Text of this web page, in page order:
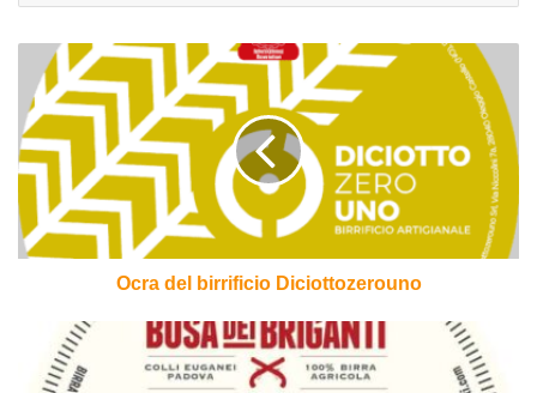
birrificio
Diciottozerouno
Ocra del birrificio Diciottozerouno
birrificio